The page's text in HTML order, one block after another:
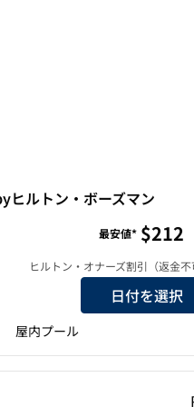
ヒルトン・ボーズマン
トン・ボーズマンの詳細を見る
最安値* $212
ヒルトン・オナーズ割引（返金不
日付を選択
屋内プール
前